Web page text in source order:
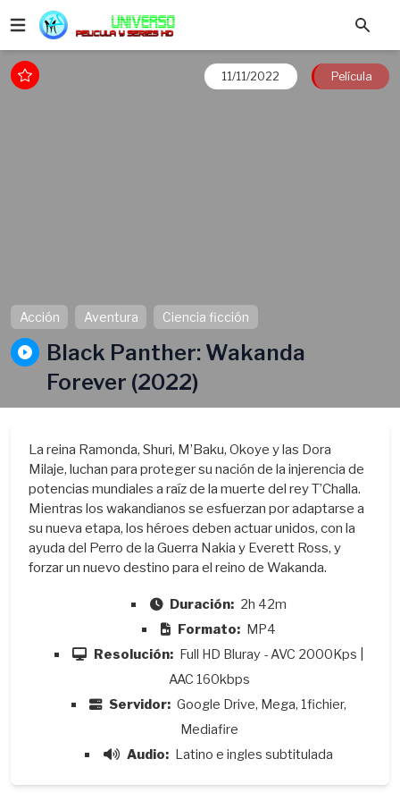
11/11/2022 Película
Acción Aventura Ciencia ficción
Black Panther: Wakanda
Forever (2022)
La reina Ramonda, Shuri, M’Baku, Okoye y las Dora
Milaje, luchan para proteger su nación de la injerencia de
potencias mundiales a raíz de la muerte del rey T’Challa.
Mientras los wakandianos se esfuerzan por adaptarse a
su nueva etapa, los héroes deben actuar unidos, con la
ayuda del Perro de la Guerra Nakia y Everett Ross, y
forzar un nuevo destino para el reino de Wakanda.
Duración: 2h 42m
Formato: MP4
Resolución: Full HD Bluray - AVC 2000Kps |
AAC 160kbps
Servidor: Google Drive, Mega, 1fichier,
Mediafire
Audio: Latino e ingles subtitulada